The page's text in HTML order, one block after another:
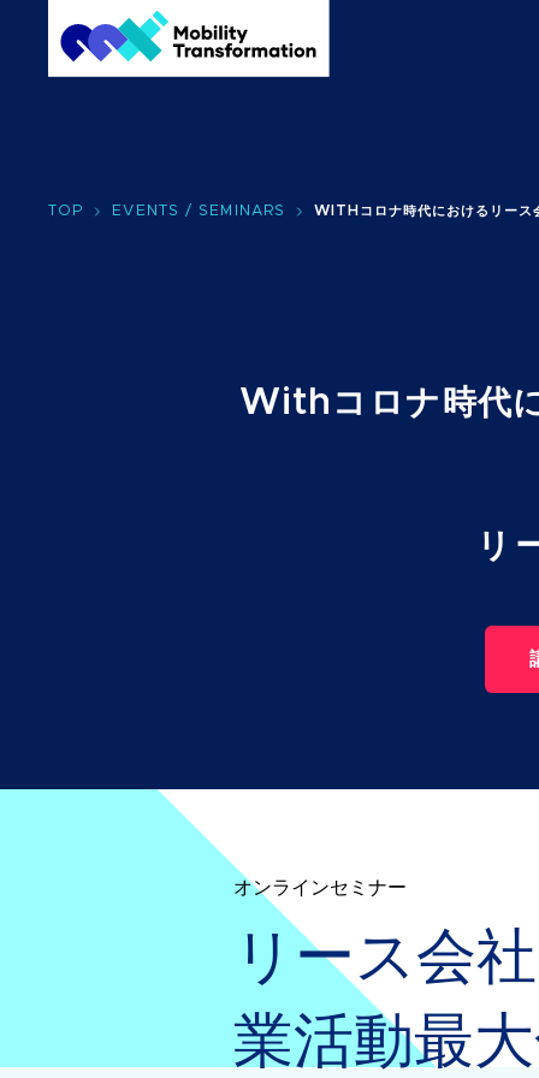
TOP EVENTS / SEMINARS WITHコロナ時代におけるリース
Withコロナ時代
リ
オンラインセミナー
リース会
業活動最